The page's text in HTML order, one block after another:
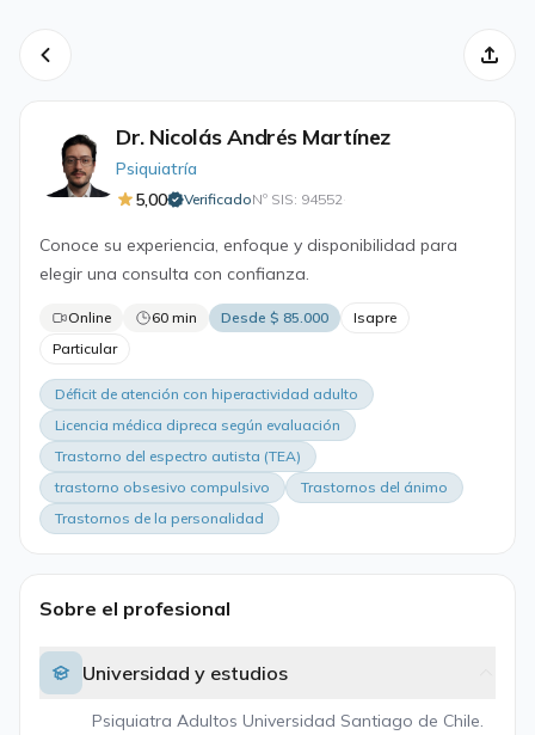
Dr. Nicolás Andrés Martínez
Psiquiatría
5,00
VerificadoNº SIS: 94552·
Conoce su experiencia, enfoque y disponibilidad para
elegir una consulta con confianza.
Online 60 min Desde $ 85.000
Isapre
Particular
Déficit de atención con hiperactividad adulto
Licencia médica dipreca según evaluación
Trastorno del espectro autista (TEA)
trastorno obsesivo compulsivo
Trastornos del ánimo
Trastornos de la personalidad
Sobre el profesional
Universidad y estudios
Psiquiatra Adultos Universidad Santiago de Chile.